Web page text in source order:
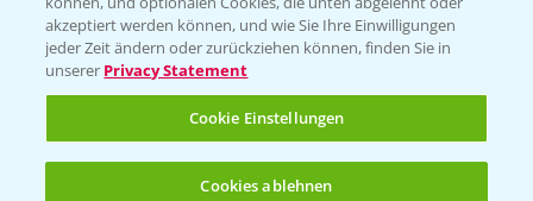
Hilfe in Notfällen
T.+49 (0)214/30-20220
akzeptiert werden können, und wie Sie Ihre Einwilligungen
jeder Zeit ändern oder zurückziehen können, finden Sie in
unserer Privacy Statement
Cookie Einstellungen
Cookies ablehnen